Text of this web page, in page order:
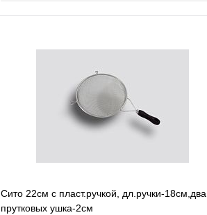
наличии
Сито 22см с пласт.ручкой, дл.ручки-18см,два
прутковых ушка-2см